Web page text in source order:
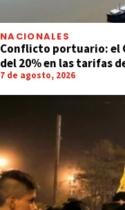
NACIONALES
Conflicto portuario: el
del 20% en las tarifas
7 de agosto, 2026